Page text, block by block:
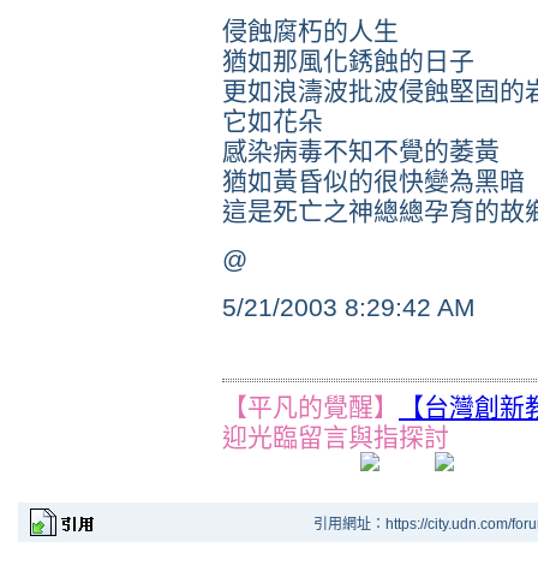
侵蝕腐朽的人生
猶如那風化銹蝕的日子
更如浪濤波批波侵蝕堅固的
它如花朵
感染病毒不知不覺的萎黃
猶如黃昏似的很快變為黑暗
這是死亡之神總總孕育的故
@
5/21/2003 8:29:42 AM
【平凡的覺醒】
【台灣創
迎光臨留言與指探討
引用網址：https://city.udn.com/